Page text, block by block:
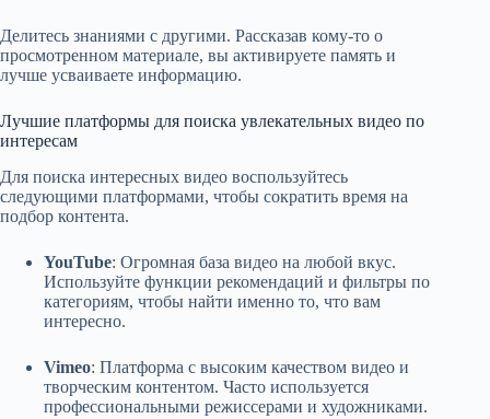
Делитесь знаниями с другими. Рассказав кому-то о
просмотренном материале, вы активируете память и
лучше усваиваете информацию.
Лучшие платформы для поиска увлекательных видео по
интересам
Для поиска интересных видео воспользуйтесь
следующими платформами, чтобы сократить время на
подбор контента.
YouTube: Огромная база видео на любой вкус.
Используйте функции рекомендаций и фильтры по
категориям, чтобы найти именно то, что вам
интересно.
Vimeo: Платформа с высоким качеством видео и
творческим контентом. Часто используется
профессиональными режиссерами и художниками.